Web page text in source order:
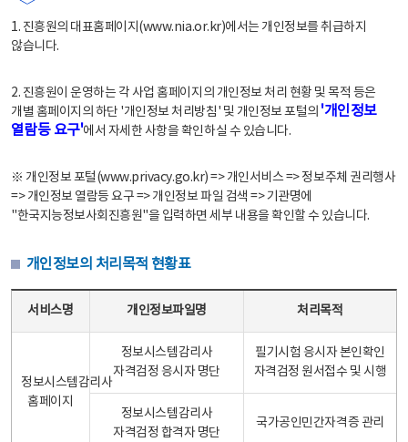
1. 진흥원의 대표홈페이지(www.nia.or.kr)에서는 개인정보를 취급하지
않습니다.
2. 진흥원이 운영하는 각 사업 홈페이지의 개인정보 처리 현황 및 목적 등은
개별 홈페이지의 하단 '개인정보 처리방침' 및 개인정보 포털의 '개인정보
열람등 요구'에서 자세한 사항을 확인하실 수 있습니다.
※ 개인정보 포털(www.privacy.go.kr) => 개인서비스 => 정보주체 권리행사
=> 개인정보 열람등 요구 => 개인정보 파일 검색 => 기관명에
"한국지능정보사회진흥원"을 입력하면 세부 내용을 확인할 수 있습니다.
개인정보의 처리목적 현황표
서비스명 개인정보파일명 처리목적
정보시스템감리사
홈페이지
정보시스템감리사
자격검정 응시자 명단
필기시험 응시자 본인확인
자격검정 원서접수 및 시행
정보시스템감리사
자격검정 합격자 명단
국가공인민간자격증 관리